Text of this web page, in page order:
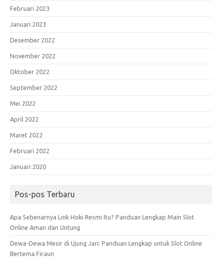
Februari 2023
Januari 2023
Desember 2022
November 2022
Oktober 2022
September 2022
Mei 2022
April 2022
Maret 2022
Februari 2022
Januari 2020
Pos-pos Terbaru
Apa Sebenarnya Link Hoki Resmi Itu? Panduan Lengkap Main Slot
Online Aman dan Untung
Dewa-Dewa Mesir di Ujung Jari: Panduan Lengkap untuk Slot Online
Bertema Firaun